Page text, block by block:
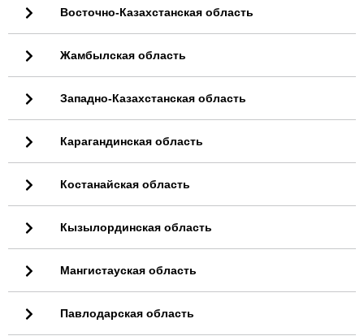
Восточно-Казахстанская область
Жамбылская область
Западно-Казахстанская область
Карагандинская область
Костанайская область
Кызылординская область
Мангистауская область
Павлодарская область